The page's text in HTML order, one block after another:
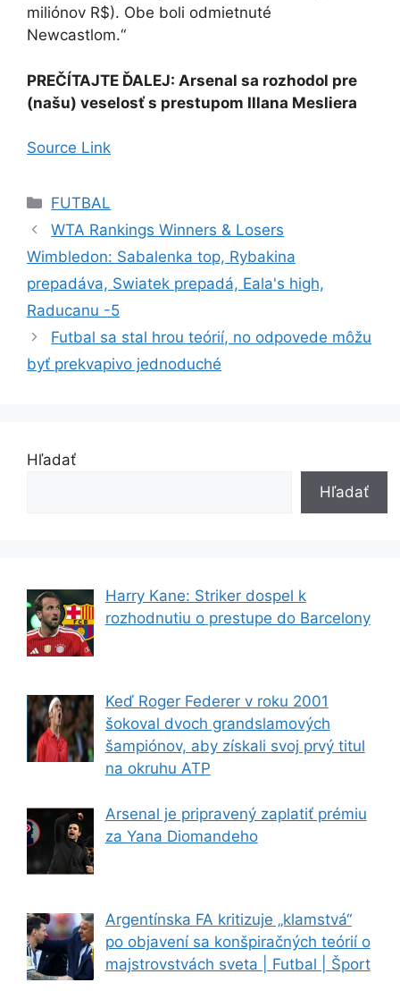
miliónov R$). Obe boli odmietnuté
Newcastlom.“
PREČÍTAJTE ĎALEJ: Arsenal sa rozhodol pre
(našu) veselosť s prestupom Illana Mesliera
Source Link
Kategórie
FUTBAL
WTA Rankings Winners & Losers
Wimbledon: Sabalenka top, Rybakina
prepadáva, Swiatek prepadá, Eala's high,
Raducanu -5
Futbal sa stal hrou teórií, no odpovede môžu
byť prekvapivo jednoduché
Hľadať
Hľadať
Harry Kane: Striker dospel k
rozhodnutiu o prestupe do Barcelony
Keď Roger Federer v roku 2001
šokoval dvoch grandslamových
šampiónov, aby získali svoj prvý titul
na okruhu ATP
Arsenal je pripravený zaplatiť prémiu
za Yana Diomandeho
Argentínska FA kritizuje „klamstvá“
po objavení sa konšpiračných teórií o
majstrovstvách sveta | Futbal | Šport